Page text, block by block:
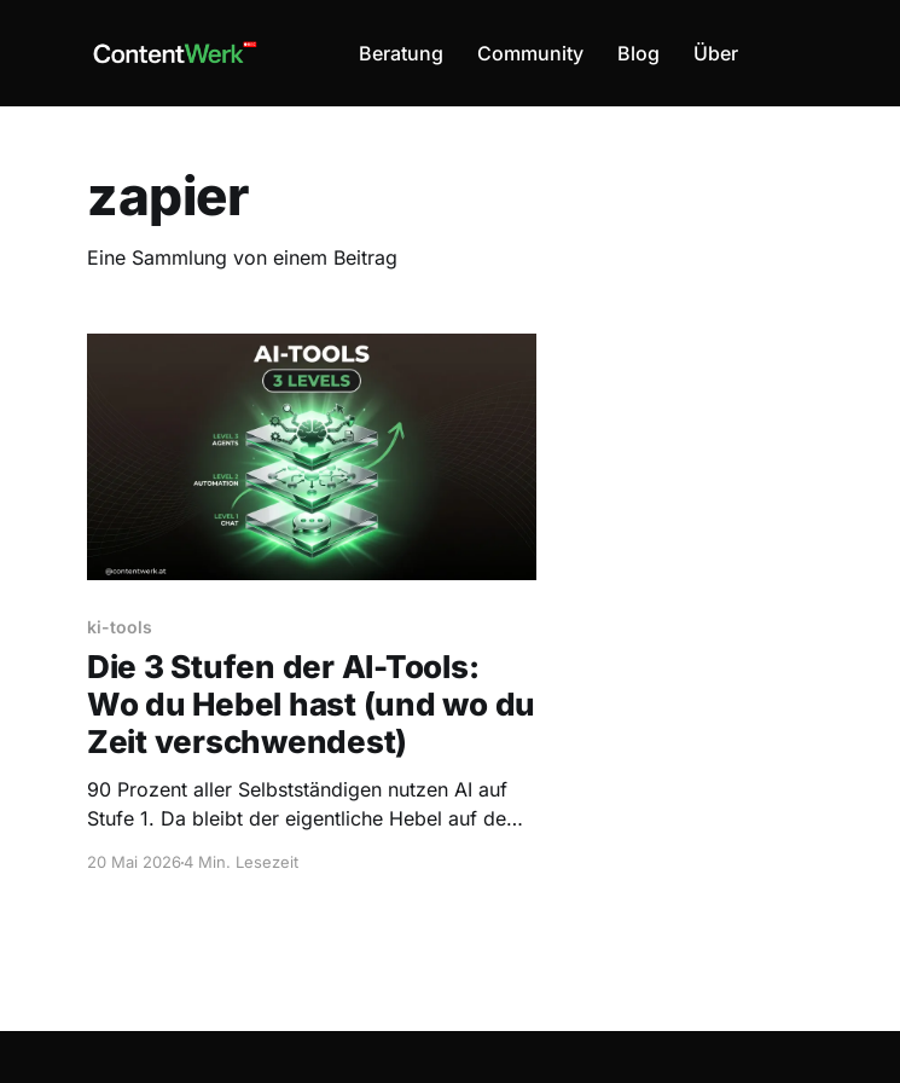
Beratung Community Blog Über
zapier
Eine Sammlung von einem Beitrag
ki-tools
Die 3 Stufen der AI-Tools:
Wo du Hebel hast (und wo du
Zeit verschwendest)
90 Prozent aller Selbstständigen nutzen AI auf
Stufe 1. Da bleibt der eigentliche Hebel auf dem
20 Mai 20264 Min. Lesezeit